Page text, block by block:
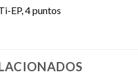
EP, 4 puntos